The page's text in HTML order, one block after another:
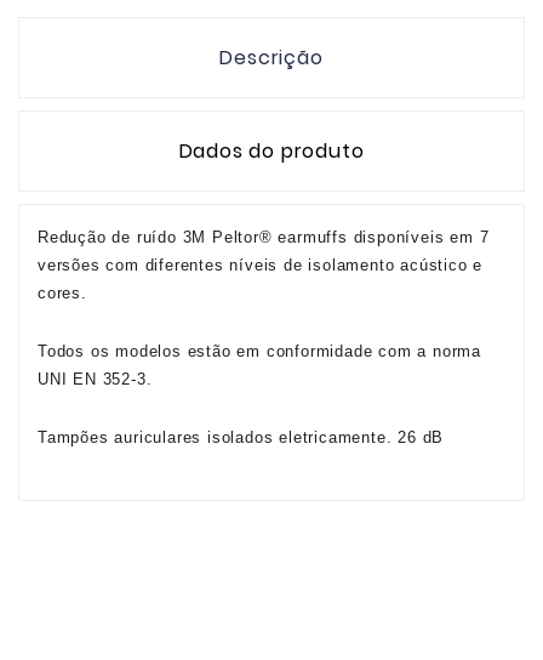
Descrição
Dados do produto
Redução de ruído 3M Peltor® earmuffs disponíveis em 7
versões com diferentes níveis de isolamento acústico e
cores.
Todos os modelos estão em conformidade com a norma
UNI EN 352-3.
Tampões auriculares isolados eletricamente. 26 dB